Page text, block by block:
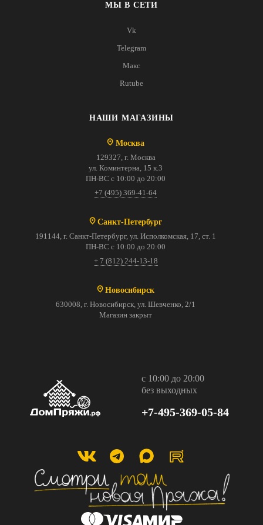
МЫ В СЕТИ
Vk
Telegram
Макс
Rutube
НАШИ МАГАЗИНЫ
Москва
129327, г. Москва
ул. Коминтерна, 15 к.3
ПН-ВС с 10:00 до 20:00
+7 (495) 369-41-64
Санкт-Петербург
191144, г. Санкт-Петербург, ул. Исполкомская, 17, ст. 1
ПН-ВС с 10:00 до 20:00
+ 7 (812) 244-13-18
Новосибирск
630008, г. Новосибирск, ул. Шевченко, 2/1
Магазин закрыт
с 10:00 до 20:00
без выходных
+7-495-369-05-84